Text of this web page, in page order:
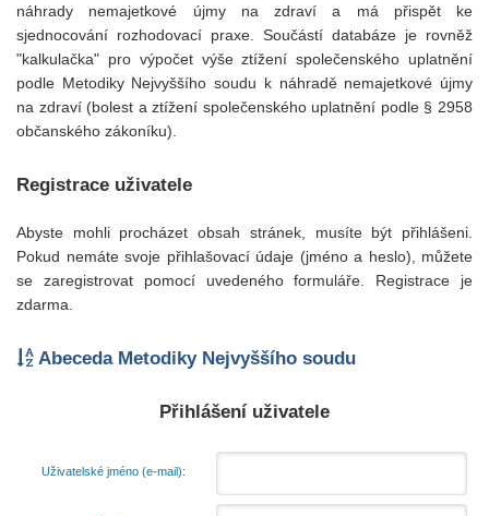
náhrady nemajetkové újmy na zdraví a má přispět ke
sjednocování rozhodovací praxe. Součástí databáze je rovněž
"kalkulačka" pro výpočet výše ztížení společenského uplatnění
podle Metodiky Nejvyššího soudu k náhradě nemajetkové újmy
na zdraví (bolest a ztížení společenského uplatnění podle § 2958
občanského zákoníku).
Registrace uživatele
Abyste mohli procházet obsah stránek, musíte být přihlášeni.
Pokud nemáte svoje přihlašovací údaje (jméno a heslo), můžete
se zaregistrovat pomocí uvedeného formuláře. Registrace je
zdarma.
Abeceda Metodiky Nejvyššího soudu
Přihlášení uživatele
Uživatelské jméno (e-mail):